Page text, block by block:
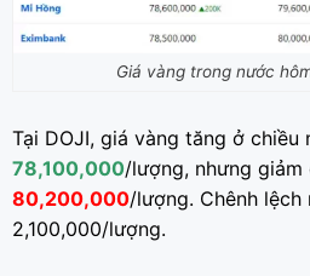
Giá vàng trong nước
Tại DOJI, giá vàng tăng ở chiều
78,100,000/lượng, nhưng
80,200,000/lượng. Chênh lệch
2,100,000/lượng.